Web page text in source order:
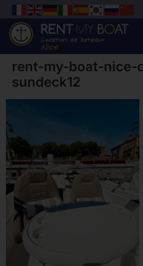
rent-my-boat-nice-
sundeck12